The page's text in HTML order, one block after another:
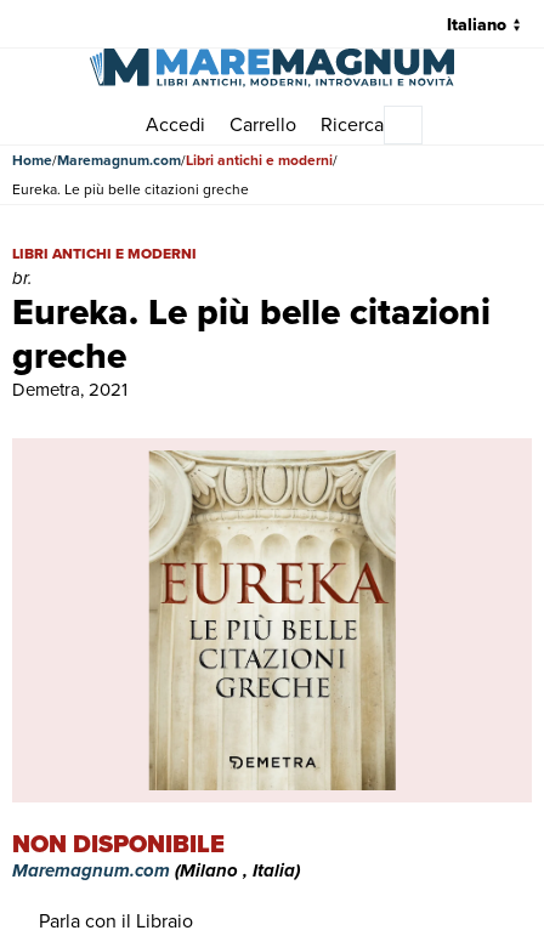
Accedi Carrello Ricerca
Home Maremagnum.com Libri antichi e moderni
Eureka. Le più belle citazioni greche
Eureka. Le più belle citazioni
greche
Eureka. Le più belle citazioni greche | Libri antichi e moderni | br.
LIBRI ANTICHI E MODERNI
br.
Demetra, 2021
NON DISPONIBILE
Maremagnum.com(Milano , Italia)
Parla con il Libraio